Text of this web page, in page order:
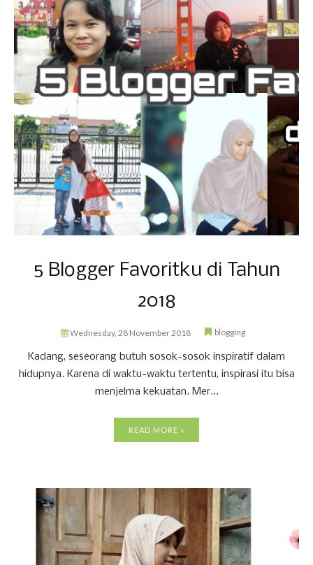
5 Blogger Favoritku di Tahun
2018
Wednesday, 28 November 2018 blogging
Kadang, seseorang butuh sosok-sosok inspiratif dalam
hidupnya. Karena di waktu-waktu tertentu, inspirasi itu bisa
menjelma kekuatan. Mer...
READ MORE »